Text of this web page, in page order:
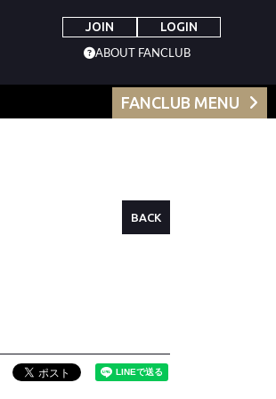
JOIN LOGIN
ABOUT FANCLUB
FANCLUB MENU
BACK